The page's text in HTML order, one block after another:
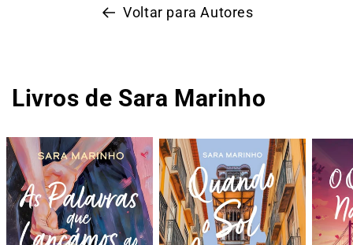
Voltar para Autores
Livros de Sara Marinho